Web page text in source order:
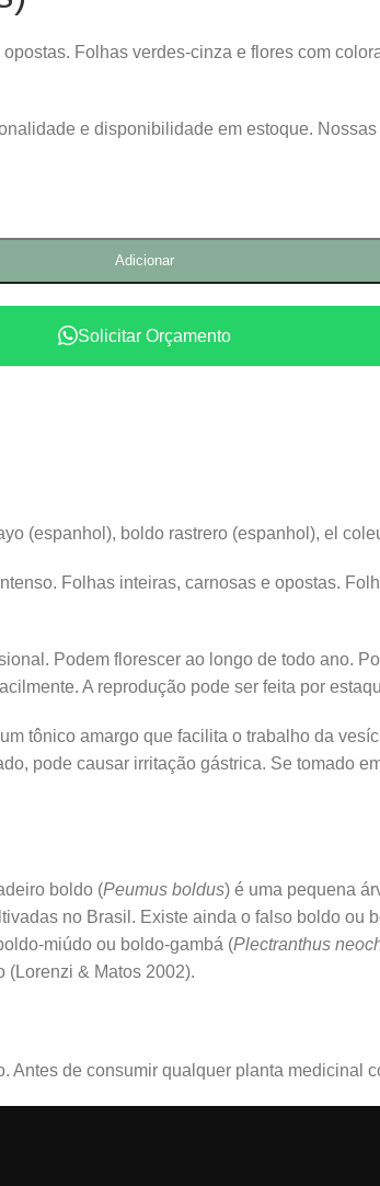
Folhas verdes-cinza e flores com
e disponibilidade em estoque.
Adicionar
Solicitar Orçamento
(espanhol), boldo rastrero (espanhol), el
Folhas inteiras, carnosas e opostas.
Podem florescer ao longo de todo ano.
A reprodução pode ser feita por
tônico amargo que facilita o trabalho da
pode causar irritação gástrica. Se tomado
boldo (Peumus boldus) é uma pequena
no Brasil. Existe ainda o falso boldo ou
miúdo ou boldo-gambá (Plectranthus
(Lorenzi & Matos 2002).
de consumir qualquer planta medicinal